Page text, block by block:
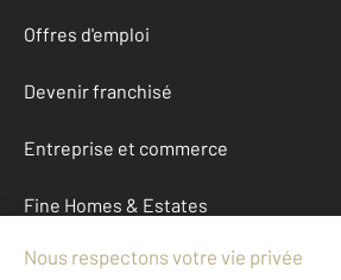
Offres d'emploi
Devenir franchisé
Entreprise et commerce
Fine Homes & Estates
À propos